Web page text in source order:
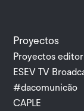
Proyectos
Proyectos
ESEV TV
#dacomunicão
CAPLE